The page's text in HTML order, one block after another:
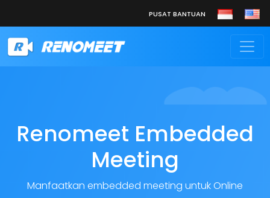
PUSAT BANTUAN
Renomeet Embedded
Meeting
Manfaatkan embedded meeting untuk Online